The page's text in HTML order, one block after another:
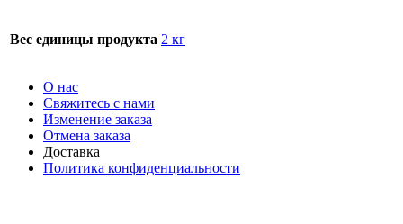
Вес единицы продукта 2 кг
О нас
Свяжитесь с нами
Изменение заказа
Отмена заказа
Доставка
Политика конфиденциальности